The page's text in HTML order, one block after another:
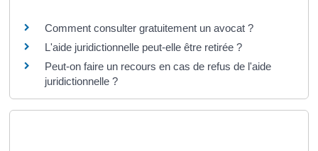
Comment consulter gratuitement un avocat ?
L'aide juridictionnelle peut-elle être retirée ?
Peut-on faire un recours en cas de refus de l'aide
juridictionnelle ?